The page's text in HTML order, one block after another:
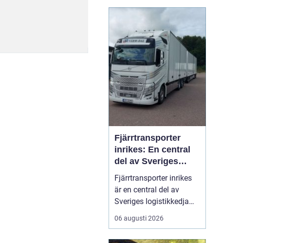
året runt. Många i
området vänder sig till ...
Fjärrtransporter
inrikes: En central
del av Sveriges
logistikkedja
Fjärrtransporter inrikes
är en central del av
Sveriges logistikkedja
och avgörande för att
varor ska nå rätt plats i
06 augusti 2026